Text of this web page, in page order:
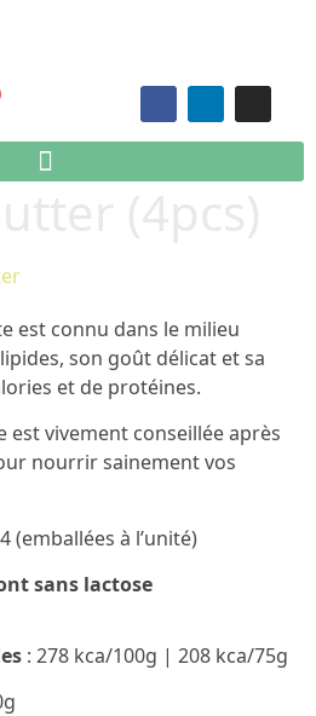
est connu dans le milieu
son goût délicat et sa
et de protéines.
est vivement conseillée après
nourrir sainement vos
(emballées à l’unité)
sans lactose
: 278 kca/100g | 208 kca/75g